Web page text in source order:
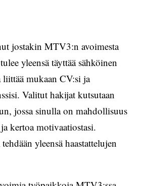
jostakin MTV3:n avoimesta
yleensä täyttää sähköinen
mukaan CV:si ja
Valitut hakijat kutsutaan
jossa sinulla on mahdollisuus
kertoa motivaatiostasi.
yleensä haastattelujen